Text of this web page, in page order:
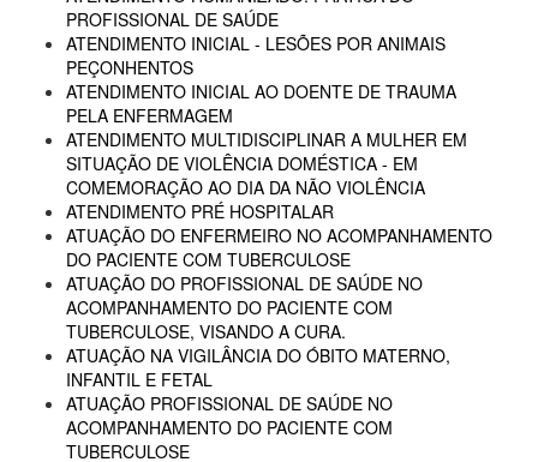
PROFISSIONAL DE SAÚDE
ATENDIMENTO INICIAL - LESÕES POR ANIMAIS
PEÇONHENTOS
ATENDIMENTO INICIAL AO DOENTE DE TRAUMA
PELA ENFERMAGEM
ATENDIMENTO MULTIDISCIPLINAR A MULHER EM
SITUAÇÃO DE VIOLÊNCIA DOMÉSTICA - EM
COMEMORAÇÃO AO DIA DA NÃO VIOLÊNCIA
ATENDIMENTO PRÉ HOSPITALAR
ATUAÇÃO DO ENFERMEIRO NO ACOMPANHAMENTO
DO PACIENTE COM TUBERCULOSE
ATUAÇÃO DO PROFISSIONAL DE SAÚDE NO
ACOMPANHAMENTO DO PACIENTE COM
TUBERCULOSE, VISANDO A CURA.
ATUAÇÃO NA VIGILÂNCIA DO ÓBITO MATERNO,
INFANTIL E FETAL
ATUAÇÃO PROFISSIONAL DE SAÚDE NO
ACOMPANHAMENTO DO PACIENTE COM
TUBERCULOSE